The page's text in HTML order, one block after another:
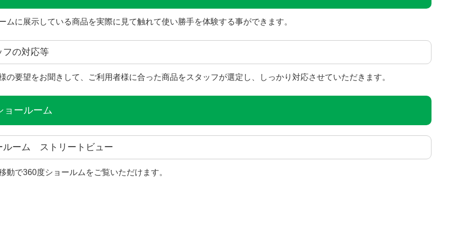
ムに展示している商品を実際に見て触れて使い勝手を体験する事ができます。
フの対応等
の要望をお聞きして、ご利用者様に合った商品をスタッフが選定し、しっかり対応させていただきます。
ョールーム
ールーム ストリートビュー
動で360度ショールムをご覧いただけます。